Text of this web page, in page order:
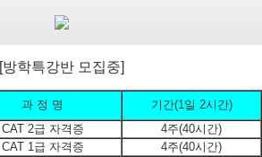
[방학특강반 모집중]
과 정 명 기간(1일 2시간)
CAT 2급 자격증
4주(40시간)
CAT 1급 자격증
4주(40시간)